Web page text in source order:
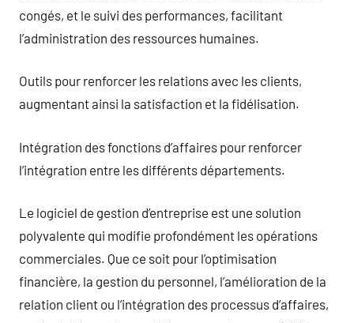
congés, et le suivi des performances, facilitant
l’administration des ressources humaines.
Outils pour renforcer les relations avec les clients,
augmentant ainsi la satisfaction et la fidélisation.
Intégration des fonctions d’affaires pour renforcer
l’intégration entre les différents départements.
Le logiciel de gestion d’entreprise est une solution
polyvalente qui modifie profondément les opérations
commerciales. Que ce soit pour l’optimisation
financière, la gestion du personnel, l’amélioration de la
relation client ou l’intégration des processus d’affaires,